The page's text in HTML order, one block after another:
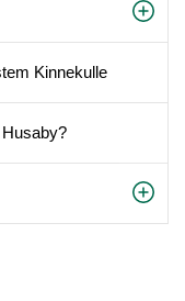
Kinnekulle